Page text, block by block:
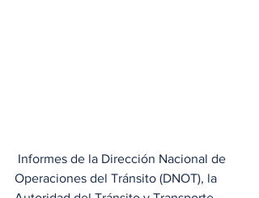
Operaciones del Tránsito (DNOT), la